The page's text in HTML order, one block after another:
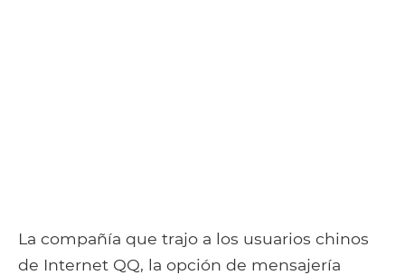
La compañía que trajo a los usuarios chinos
de Internet QQ, la opción de mensajería